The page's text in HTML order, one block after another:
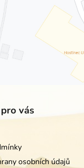
vás
osobních údajů